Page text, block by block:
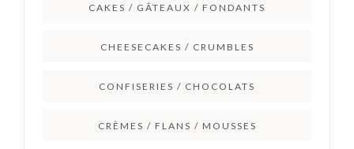
CAKES / GÂTEAUX / FONDANTS
CHEESECAKES / CRUMBLES
CONFISERIES / CHOCOLATS
CRÈMES / FLANS / MOUSSES